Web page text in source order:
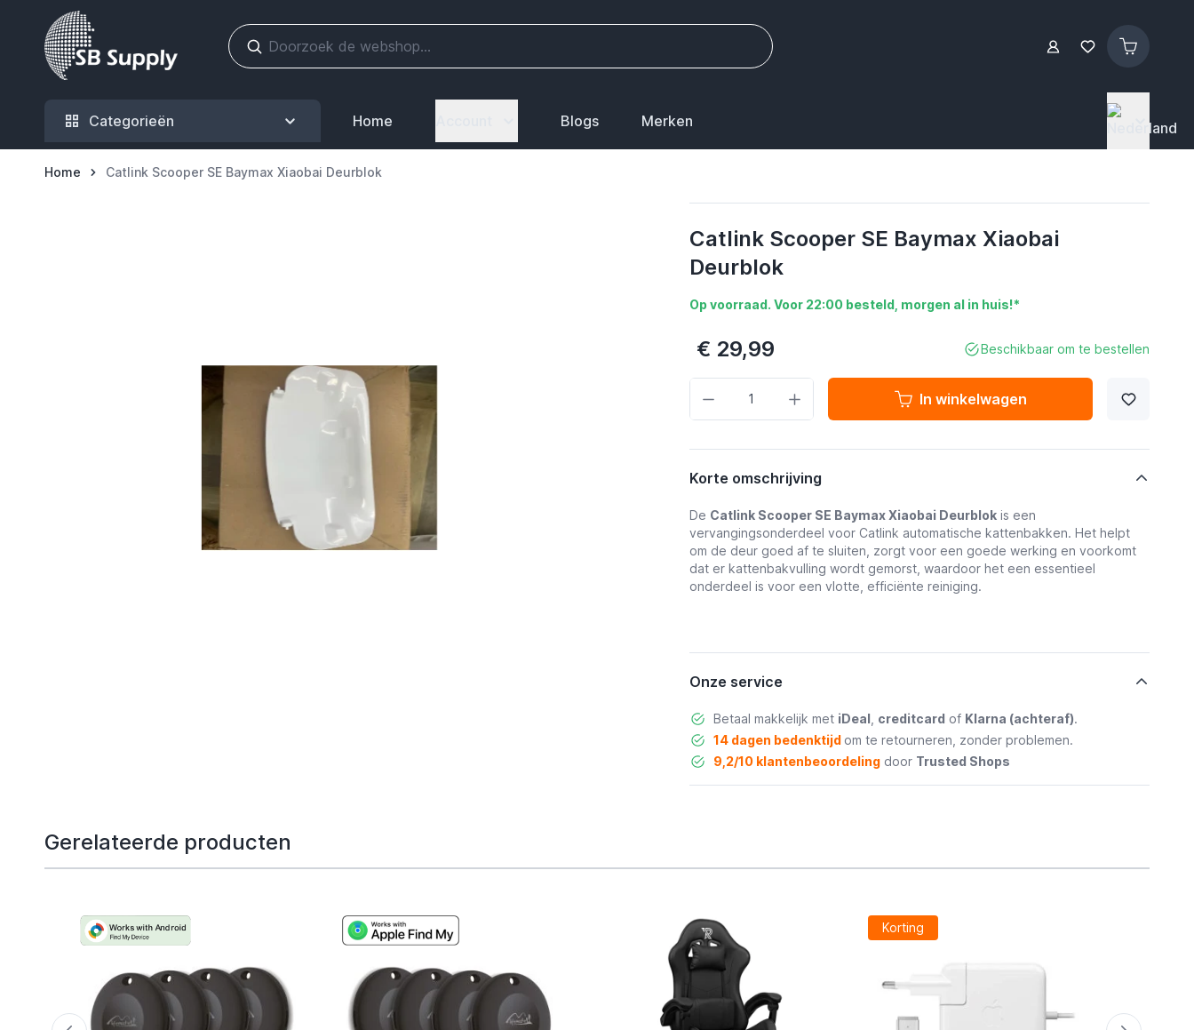
Ga naar de inhoud
Categorieën Home Blogs Merken
Home Catlink Scooper SE Baymax Xiaobai Deurblok
Catlink Scooper SE Baymax Xiaobai
Deurblok
Op voorraad. Voor 22:00 besteld, morgen al in huis!*
€ 29,99 Beschikbaar om te bestellen
In winkelwagen
Korte omschrijving
De Catlink Scooper SE Baymax Xiaobai Deurblokis een
vervangingsonderdeel voor Catlink automatische kattenbakken. Het helpt
om de deur goed af te sluiten, zorgt voor een goede werking en voorkomt
dat er kattenbakvulling wordt gemorst, waardoor het een essentieel
onderdeel is voor een vlotte, efficiënte reiniging.
Onze service
Betaal makkelijk met iDeal creditcard of Klarna (achteraf).
14 dagen bedenktijd om te retourneren, zonder problemen.
9,2/10 klantenbeoordelingdoor Trusted Shops
Gerelateerde producten
Korting